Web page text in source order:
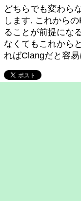
どちらでも変わら
します. これから
ることが前提にな
なくてもこれから
ればClangだと容